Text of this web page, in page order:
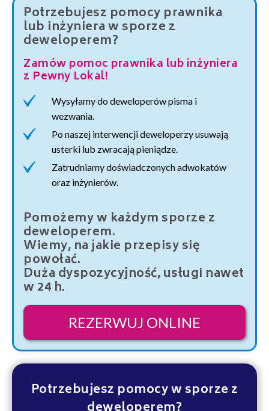
Potrzebujesz pomocy prawnika
lub inżyniera w sporze z
deweloperem?
Zamów pomoc prawnika lub inżyniera
z Pewny Lokal!
Wysyłamy do deweloperów pisma i
wezwania.
Po naszej interwencji deweloperzy usuwają
usterki lub zwracają pieniądze.
Zatrudniamy doświadczonych adwokatów
oraz inżynierów.
Pomożemy w każdym sporze z
deweloperem.
Wiemy, na jakie przepisy się
powołać.
Duża dyspozycyjność, usługi nawet
w 24 h.
REZERWUJ ONLINE
Potrzebujesz pomocy w sporze z